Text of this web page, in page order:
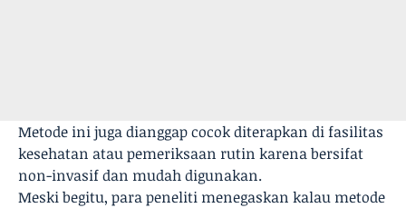
Metode ini juga dianggap cocok diterapkan di fasilitas
kesehatan atau pemeriksaan rutin karena bersifat
non-invasif dan mudah digunakan.
Meski begitu, para peneliti menegaskan kalau metode